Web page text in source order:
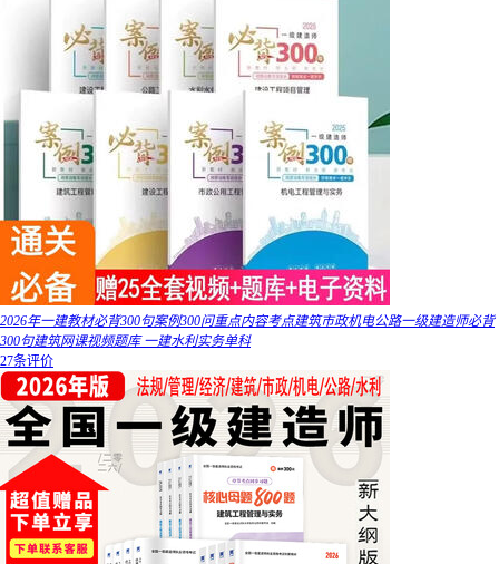
2026年一建教材必背300句案例300问重点内容考点建筑市政机电公路一级建造师必背
300句建筑网课视频题库 一建水利实务单科
27条评价